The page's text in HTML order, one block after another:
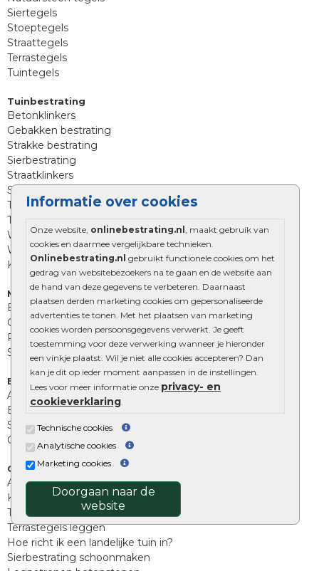
Informatie over cookies
Onze website, onlinebestrating.nl , maakt gebruik van
cookies en daarmee vergelijkbare technieken.
Onlinebestrating.nl gebruikt functionele cookies om het
gedrag van websitebezoekers na te gaan en de website aan
de hand van deze gegevens te verbeteren. Daarnaast
plaatsen derden marketing cookies om gepersonaliseerde
advertenties te tonen. Met het plaatsen van marketing
cookies worden persoonsgegevens verwerkt. Je geeft
toestemming voor deze verwerking wanneer je hieronder
een vinkje plaatst. Wil je niet alle cookies accepteren? Dan
kan je dit op ieder moment aanpassen in de instellingen.
Lees voor meer informatie onze privacy- en
cookieverklaring.
Technische cookies
Analytische cookies
Marketing cookies
Doorgaan naar de
website
Siertegels
Stoeptegels
Straattegels
Terrastegels
Tuintegels
Tuinbestrating
Betonklinkers
Gebakken bestrating
Strakke bestrating
Sierbestrating
Straatklinkers
Straatstenen
Trommelstenen
Tuinstenen
Waalformaat
Wildverband bestrating
Kingstones
Muurelementen
Betonbielzen
Opsluitbanden
Palissades
Stapelblokken
Extra benodigdheden
Afwatering en diversen
Beplantings en betonelementen
Split, grind en zand
Oprit tegels
Overig
Aanbiedingen
Kunstgras
Tuintegels outlet
Terrastegels leggen
Hoe richt ik een landelijke tuin in?
Sierbestrating schoonmaken